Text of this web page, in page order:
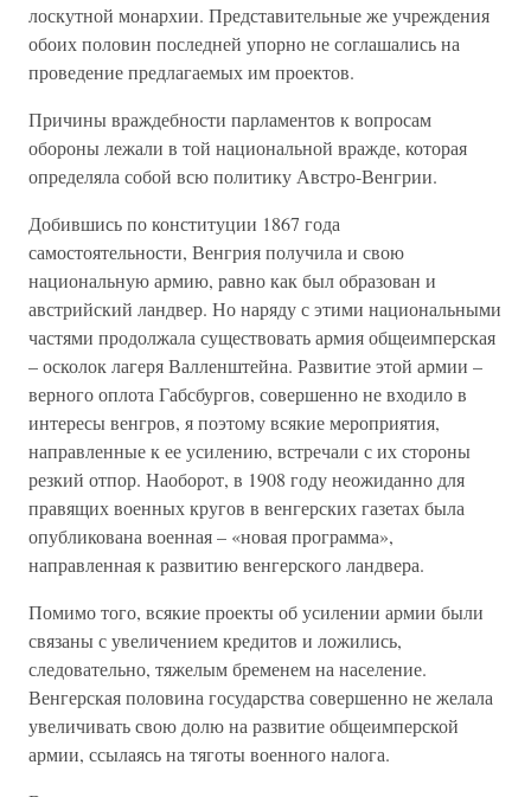
лоскутной монархии. Представительные же учреждения
обоих половин последней упорно не соглашались на
проведение предлагаемых им проектов.
Причины враждебности парламентов к вопросам
обороны лежали в той национальной вражде, которая
определяла собой всю политику Австро-Венгрии.
Добившись по конституции 1867 года
самостоятельности, Венгрия получила и свою
национальную армию, равно как был образован и
австрийский ландвер. Но наряду с этими национальными
частями продолжала существовать армия общеимперская
– осколок лагеря Валленштейна. Развитие этой армии –
верного оплота Габсбургов, совершенно не входило в
интересы венгров, я поэтому всякие мероприятия,
направленные к ее усилению, встречали с их стороны
резкий отпор. Наоборот, в 1908 году неожиданно для
правящих военных кругов в венгерских газетах была
опубликована военная – «новая программа»,
направленная к развитию венгерского ландвера.
Помимо того, всякие проекты об усилении армии были
связаны с увеличением кредитов и ложились,
следовательно, тяжелым бременем на население.
Венгерская половина государства совершенно не желала
увеличивать свою долю на развитие общеимперской
армии, ссылаясь на тяготы военного налога.